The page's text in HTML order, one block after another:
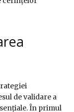
de validare a
În primul